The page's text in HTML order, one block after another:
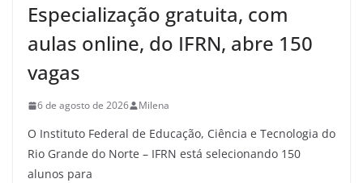
Especialização gratuita, com
aulas online, do IFRN, abre 150
vagas
6 de agosto de 2026 Milena
O Instituto Federal de Educação, Ciência e Tecnologia do
Rio Grande do Norte – IFRN está selecionando 150
alunos para